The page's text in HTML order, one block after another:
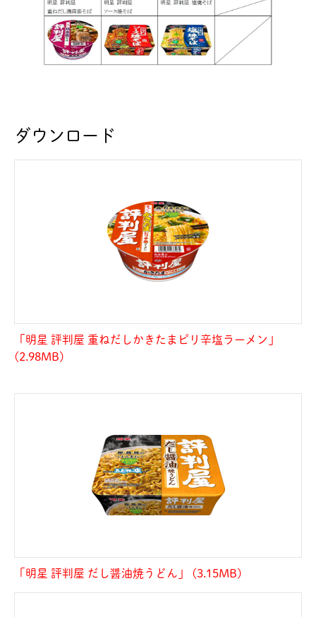
ダウンロード
「明星 評判屋 重ねだしかきたまピリ辛塩ラーメン」
(2.98MB)
「明星 評判屋 だし醤油焼うどん」 (3.15MB)